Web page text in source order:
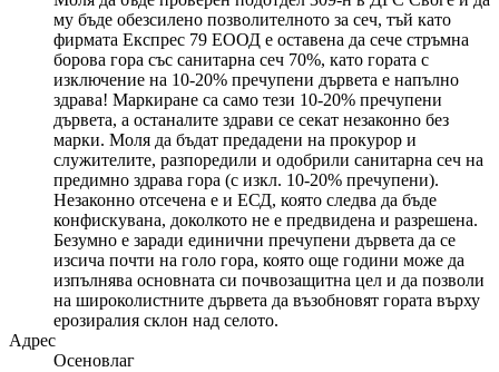
му бъде обезсилено позволителното за сеч, тъй като
фирмата Експрес 79 ЕООД е оставена да сече стръмна
борова гора със санитарна сеч 70%, като гората с
изключение на 10-20% пречупени дървета е напълно
здрава! Маркиране са само тези 10-20% пречупени
дървета, а останалите здрави се секат незаконно без
марки. Моля да бъдат предадени на прокурор и
служителите, разпоредили и одобрили санитарна сеч на
предимно здрава гора (с изкл. 10-20% пречупени).
Незаконно отсечена е и ЕСД, която следва да бъде
конфискувана, доколкото не е предвидена и разрешена.
Безумно е заради единични пречупени дървета да се
изсича почти на голо гора, която още години може да
изпълнява основната си почвозащитна цел и да позволи
на широколистните дървета да възобновят гората върху
ерозиралия склон над селото.
Адрес
Осеновлаг